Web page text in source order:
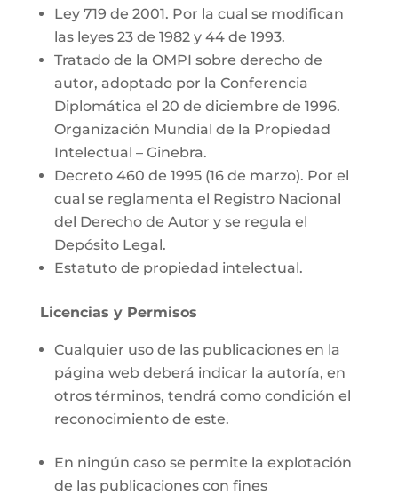
Ley 719 de 2001. Por la cual se modifican
las leyes 23 de 1982 y 44 de 1993.
Tratado de la OMPI sobre derecho de
autor, adoptado por la Conferencia
Diplomática el 20 de diciembre de 1996.
Organización Mundial de la Propiedad
Intelectual – Ginebra.
Decreto 460 de 1995 (16 de marzo). Por el
cual se reglamenta el Registro Nacional
del Derecho de Autor y se regula el
Depósito Legal.
Estatuto de propiedad intelectual.
Licencias y Permisos
Cualquier uso de las publicaciones en la
página web deberá indicar la autoría, en
otros términos, tendrá como condición el
reconocimiento de este.
En ningún caso se permite la explotación
de las publicaciones con fines